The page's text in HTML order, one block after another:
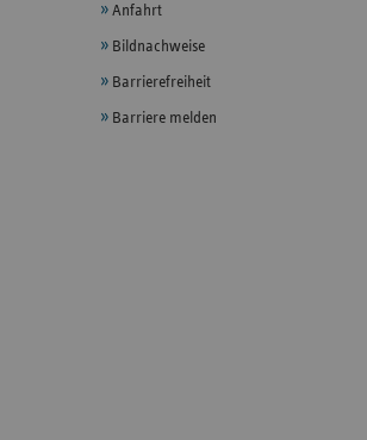
Anfahrt
Bildnachweise
Barrierefreiheit
Barriere melden